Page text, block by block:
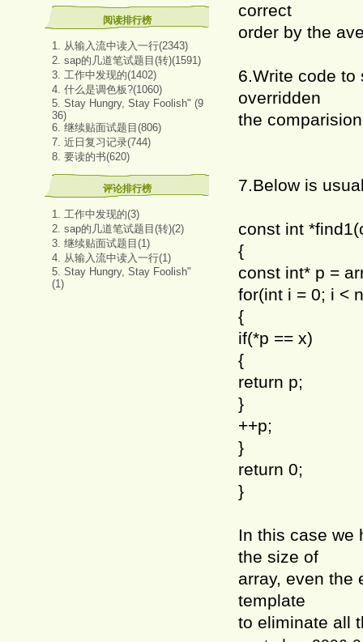
阅读排行榜
1. 从输入流中读入一行(2343)
2. sap的几道笔试题目(转)(1591)
3. 工作中发现的(1402)
4. 什么是调色板?(1060)
5. Stay Hungry, Stay Foolish" (9
36)
6. 继续贴面试题目(806)
7. 近日复习记录(744)
8. 要读的书(620)
评论排行榜
1. 工作中发现的(3)
2. sap的几道笔试题目(转)(2)
3. 继续贴面试题目(1)
4. 从输入流中读入一行(1)
5. Stay Hungry, Stay Foolish"
(1)
correct
order by the
6.Write code to
overridden
the
7.Below is
const int
{
const int* p =
for(int i = 0; i <
{
if(*p == x)
{
return p;
}
++p;
}
return 0;
}
In this case we
the size of
array, even the
template
to eliminate all